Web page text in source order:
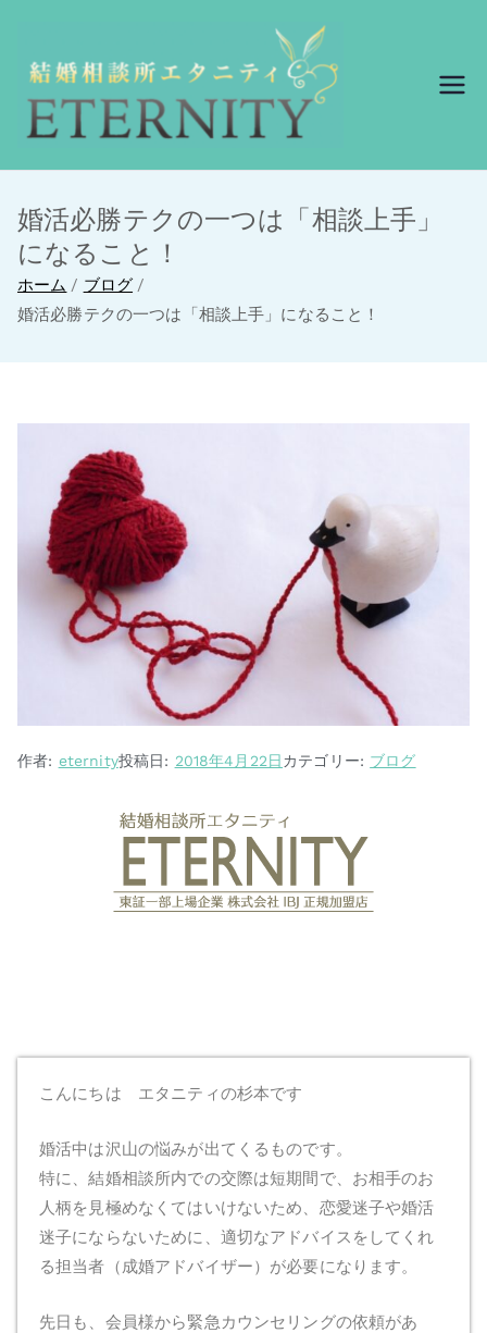
結婚相談所エ
結婚相談所エタニ
婚活必勝テクの一つは「相談上手」
になること！
ホーム
ブログ
婚活必勝テクの一つは「相談上手」になること！
作者: eternity投稿日: 2018年4月22日カテゴリー: ブログ
こんにちは エタニティの杉本です
婚活中は沢山の悩みが出てくるものです。
特に、結婚相談所内での交際は短期間で、お相手のお
人柄を見極めなくてはいけないため、恋愛迷子や婚活
迷子にならないために、適切なアドバイスをしてくれ
る担当者（成婚アドバイザー）が必要になります。
先日も、会員様から緊急カウンセリングの依頼があ